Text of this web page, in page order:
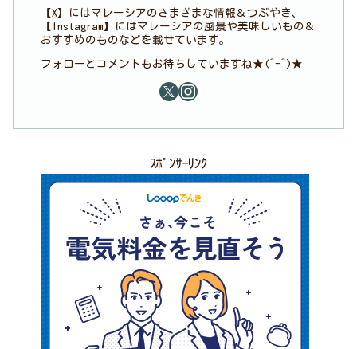
【X】にはマレーシアのさまざまな情報＆つぶやき、
【Instagram】にはマレーシアの風景や美味しいもの＆
おすすめのものなどを載せています。
フォローとコメントもお待ちしていますね★(^-^)★
ｽﾎﾟﾝｻｰﾘﾝｸ